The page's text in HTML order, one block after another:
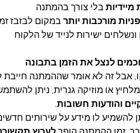
בלי צורך בהמתנה
מורכבות יותר במקום לבזבז
ישירות לנייד של הלקוח
לנצל את הזמן בתבונה
אבל זה לא אומר שההמתנה
או מוזיקה גנרית, ניתן
והודעות חשובות.
להשמיע לו מידע על שירותים